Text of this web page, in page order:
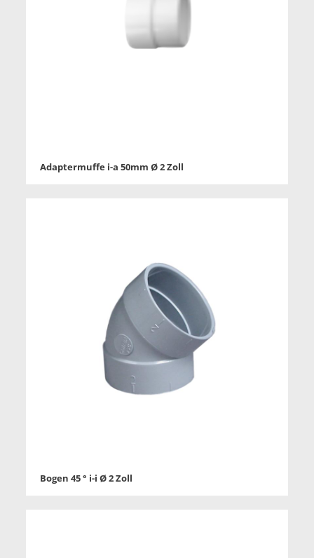
Adaptermuffe i-a 50mm Ø 2 Zoll
Bogen 45 ° i-i Ø 2 Zoll